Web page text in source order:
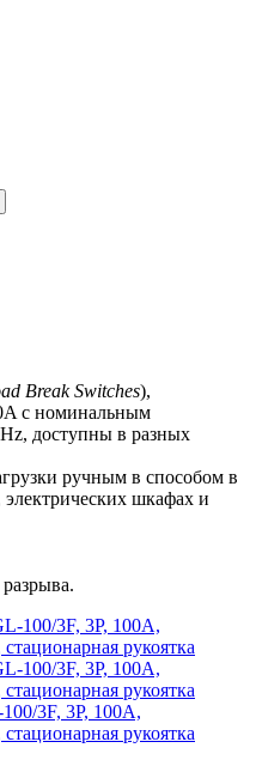
Break Switches),
c номинальным
доступны в разных
ручным в способом в
электрических шкафах и
3F, 3P, 100А,
рукоятка